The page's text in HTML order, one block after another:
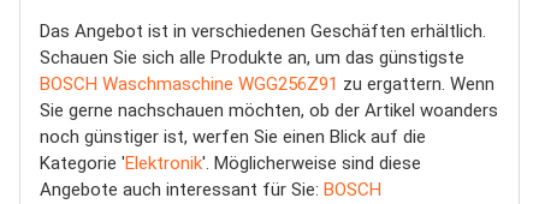
Das Angebot ist in verschiedenen Geschäften erhältlich.
Schauen Sie sich alle Produkte an, um das günstigste
BOSCH Waschmaschine WGG256Z91 zu ergattern. Wenn
Sie gerne nachschauen möchten, ob der Artikel woanders
noch günstiger ist, werfen Sie einen Blick auf die
Kategorie 'Elektronik'. Möglicherweise sind diese
Angebote auch interessant für Sie: BOSCH